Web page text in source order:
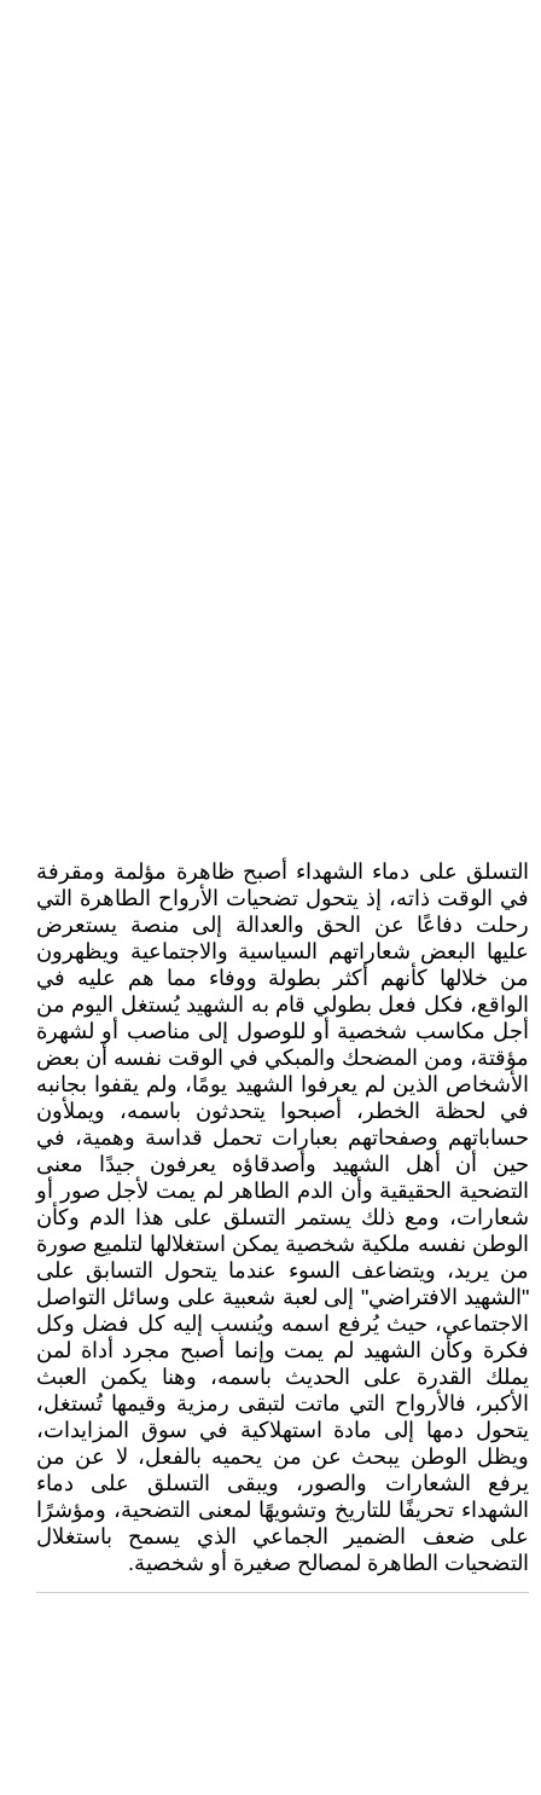
التسلق على دماء الشهداء أصبح ظاهرة مؤلمة ومقرفة
في الوقت ذاته، إذ يتحول تضحيات الأرواح الطاهرة التي
رحلت دفاعًا عن الحق والعدالة إلى منصة يستعرض
عليها البعض شعاراتهم السياسية والاجتماعية ويظهرون
من خلالها كأنهم أكثر بطولة ووفاء مما هم عليه في
الواقع، فكل فعل بطولي قام به الشهيد يُستغل اليوم من
أجل مكاسب شخصية أو للوصول إلى مناصب أو لشهرة
مؤقتة، ومن المضحك والمبكي في الوقت نفسه أن بعض
الأشخاص الذين لم يعرفوا الشهيد يومًا، ولم يقفوا بجانبه
في لحظة الخطر، أصبحوا يتحدثون باسمه، ويملأون
حساباتهم وصفحاتهم بعبارات تحمل قداسة وهمية، في
حين أن أهل الشهيد وأصدقاؤه يعرفون جيدًا معنى
التضحية الحقيقية وأن الدم الطاهر لم يمت لأجل صور أو
شعارات، ومع ذلك يستمر التسلق على هذا الدم وكأن
الوطن نفسه ملكية شخصية يمكن استغلالها لتلميع صورة
من يريد، ويتضاعف السوء عندما يتحول التسابق على
"الشهيد الافتراضي" إلى لعبة شعبية على وسائل التواصل
الاجتماعي، حيث يُرفع اسمه ويُنسب إليه كل فضل وكل
فكرة وكأن الشهيد لم يمت وإنما أصبح مجرد أداة لمن
يملك القدرة على الحديث باسمه، وهنا يكمن العبث
الأكبر، فالأرواح التي ماتت لتبقى رمزية وقيمها تُستغل،
يتحول دمها إلى مادة استهلاكية في سوق المزايدات،
ويظل الوطن يبحث عن من يحميه بالفعل، لا عن من
يرفع الشعارات والصور، ويبقى التسلق على دماء
الشهداء تحريفًا للتاريخ وتشويهًا لمعنى التضحية، ومؤشرًا
على ضعف الضمير الجماعي الذي يسمح باستغلال
التضحيات الطاهرة لمصالح صغيرة أو شخصية.